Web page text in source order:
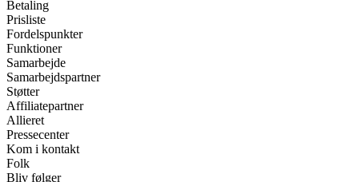
Betaling
Prisliste
Fordelspunkter
Funktioner
Samarbejde
Samarbejdspartner
Støtter
Affiliatepartner
Allieret
Pressecenter
Kom i kontakt
Folk
Bliv følger